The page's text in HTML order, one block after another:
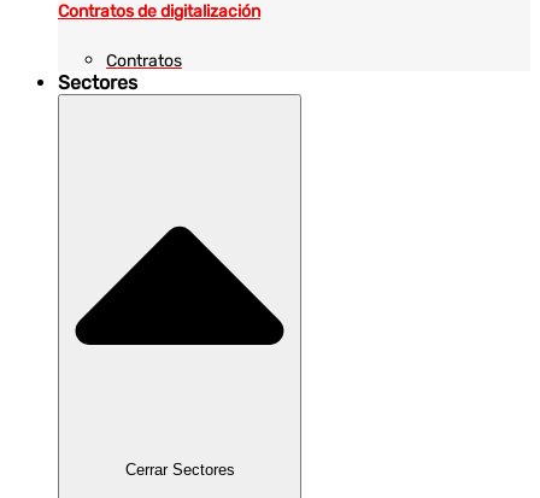
Contratos de digitalización
Contratos
Sectores
Cerrar Sectores